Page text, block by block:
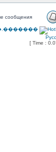
сообщения
[ Time :